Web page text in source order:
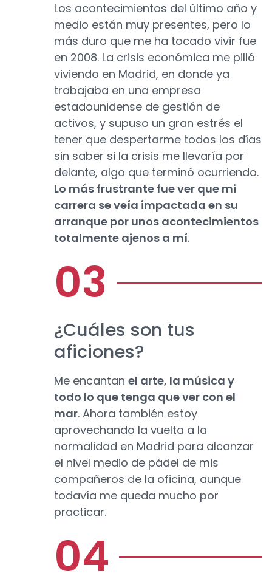
Los acontecimientos del último año y
medio están muy presentes, pero lo
más duro que me ha tocado vivir fue
en 2008. La crisis económica me pilló
viviendo en Madrid, en donde ya
trabajaba en una empresa
estadounidense de gestión de
activos, y supuso un gran estrés el
tener que despertarme todos los días
sin saber si la crisis me llevaría por
delante, algo que terminó ocurriendo.
Lo más frustrante fue ver que mi
carrera se veía impactada en su
arranque por unos acontecimientos
totalmente ajenos a mí.
¿Cuáles son tus
aficiones?
Me encantan el arte, la música y
todo lo que tenga que ver con el
mar. Ahora también estoy
aprovechando la vuelta a la
normalidad en Madrid para alcanzar
el nivel medio de pádel de mis
compañeros de la oficina, aunque
todavía me queda mucho por
practicar.